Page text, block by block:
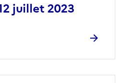
juillet 2023